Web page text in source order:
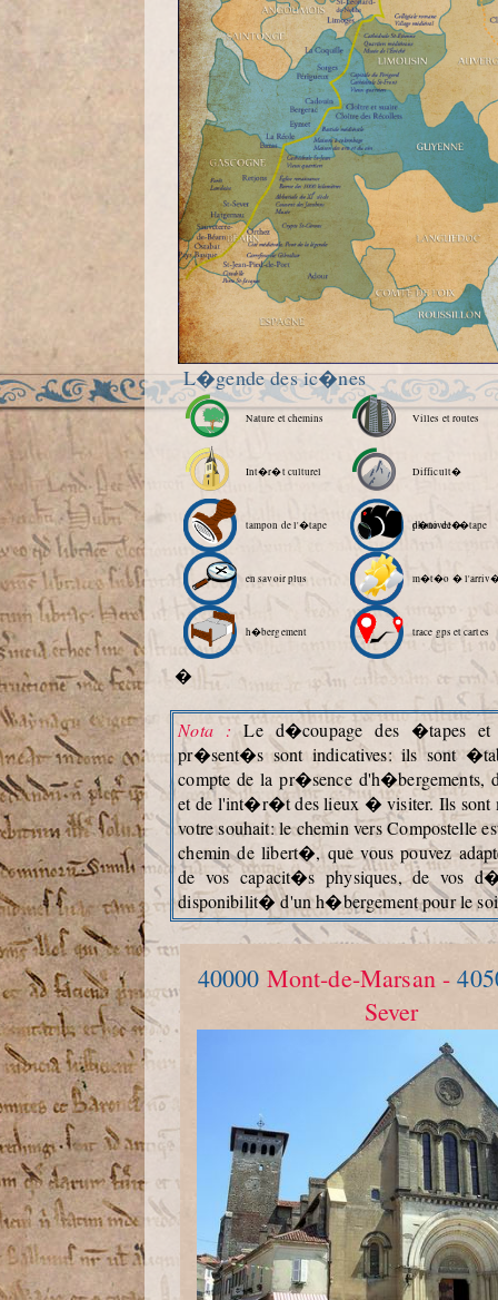
L�gende des ic�nes
Nature et chemins Villes et routes
Int�r�t culturel Difficult�
d�nivel�
tampon de l'�tape photo de l'�tape
en savoir plus m�t�o �
h�bergement trace gps et cartes
�
Nota : Le d�coupage des �tapes et
pr�sent�s sont indicatives: ils sont
compte de la pr�sence d'h�bergements,
et de l'int�r�t des lieux � visiter. Ils sont
votre souhait: le chemin vers Compostelle
chemin de libert�, que vous pouvez
de vos capacit�s physiques, de vos
disponibilit� d'un h�bergement pour le
40000 Mont-de-Marsan -
Sever